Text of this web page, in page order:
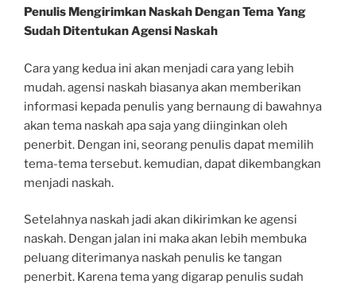
Penulis Mengirimkan Naskah Dengan Tema Yang
Sudah Ditentukan Agensi Naskah
Cara yang kedua ini akan menjadi cara yang lebih
mudah. agensi naskah biasanya akan memberikan
informasi kepada penulis yang bernaung di bawahnya
akan tema naskah apa saja yang diinginkan oleh
penerbit. Dengan ini, seorang penulis dapat memilih
tema-tema tersebut. kemudian, dapat dikembangkan
menjadi naskah.
Setelahnya naskah jadi akan dikirimkan ke agensi
naskah. Dengan jalan ini maka akan lebih membuka
peluang diterimanya naskah penulis ke tangan
penerbit. Karena tema yang digarap penulis sudah